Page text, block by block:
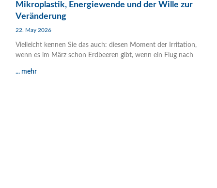
Mikroplastik, Energiewende und der Wille zur
Veränderung
22. May 2026
Vielleicht kennen Sie das auch: diesen Moment der Irritation,
wenn es im März schon Erdbeeren gibt, wenn ein Flug nach
... mehr